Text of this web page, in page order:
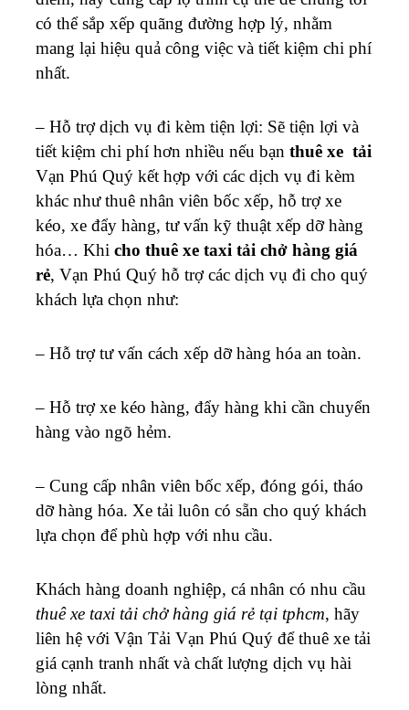
có thể sắp xếp quãng đường hợp lý, nhằm
mang lại hiệu quả công việc và tiết kiệm chi phí
nhất.
– Hỗ trợ dịch vụ đi kèm tiện lợi: Sẽ tiện lợi và
tiết kiệm chi phí hơn nhiều nếu bạn thuê xe tải
Vạn Phú Quý kết hợp với các dịch vụ đi kèm
khác như thuê nhân viên bốc xếp, hỗ trợ xe
kéo, xe đẩy hàng, tư vấn kỹ thuật xếp dỡ hàng
hóa… Khi cho thuê xe taxi tải chở hàng giá
rẻ, Vạn Phú Quý hỗ trợ các dịch vụ đi cho quý
khách lựa chọn như:
– Hỗ trợ tư vấn cách xếp dỡ hàng hóa an toàn.
– Hỗ trợ xe kéo hàng, đẩy hàng khi cần chuyển
hàng vào ngõ hẻm.
– Cung cấp nhân viên bốc xếp, đóng gói, tháo
dỡ hàng hóa. Xe tải luôn có sẵn cho quý khách
lựa chọn để phù hợp với nhu cầu.
Khách hàng doanh nghiệp, cá nhân có nhu cầu
thuê xe taxi tải chở hàng giá rẻ tại tphcm, hãy
liên hệ với Vận Tải Vạn Phú Quý để thuê xe tải
giá cạnh tranh nhất và chất lượng dịch vụ hài
lòng nhất.